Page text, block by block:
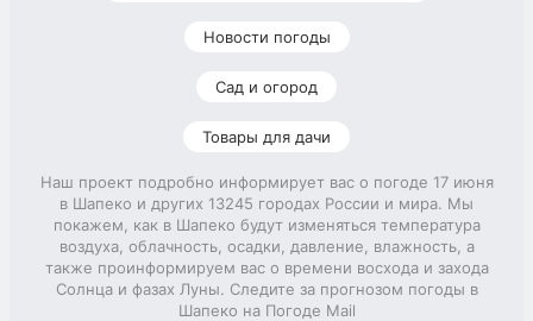
Новости погоды
Сад и огород
Товары для дачи
Наш проект подробно информирует вас о погоде 17 июня
в Шапеко и других 13245 городах России и мира. Мы
покажем, как в Шапеко будут изменяться температура
воздуха, облачность, осадки, давление, влажность, а
также проинформируем вас о времени восхода и захода
Солнца и фазах Луны. Следите за прогнозом погоды в
Шапеко на Погоде Mail